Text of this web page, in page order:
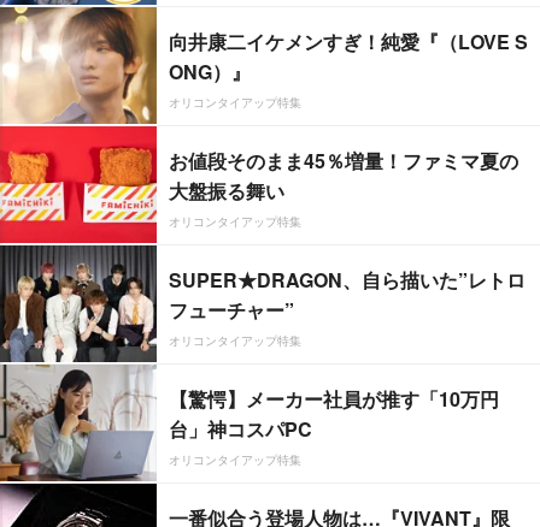
向井康二イケメンすぎ！純愛『（LOVE S
ONG）』
オリコンタイアップ特集
お値段そのまま45％増量！ファミマ夏の
大盤振る舞い
オリコンタイアップ特集
SUPER★DRAGON、自ら描いた”レトロ
フューチャー”
オリコンタイアップ特集
【驚愕】メーカー社員が推す「10万円
台」神コスパPC
オリコンタイアップ特集
一番似合う登場人物は…『VIVANT』限